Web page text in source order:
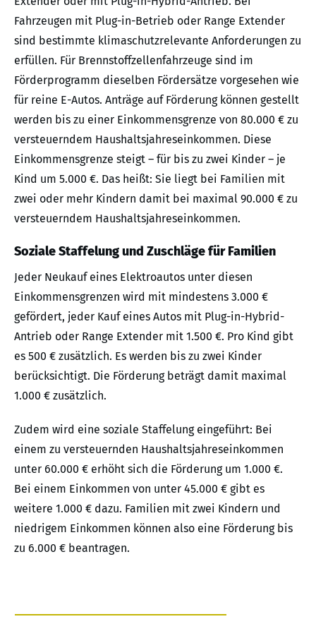
Fahrzeugen mit Plug-in-Betrieb oder Range Extender
sind bestimmte klimaschutzrelevante Anforderungen zu
erfüllen. Für Brennstoffzellenfahrzeuge sind im
Förderprogramm dieselben Fördersätze vorgesehen wie
für reine E-Autos. Anträge auf Förderung können gestellt
werden bis zu einer Einkommensgrenze von 80.000 € zu
versteuerndem Haushaltsjahreseinkommen. Diese
Einkommensgrenze steigt – für bis zu zwei Kinder – je
Kind um 5.000 €. Das heißt: Sie liegt bei Familien mit
zwei oder mehr Kindern damit bei maximal 90.000 € zu
versteuerndem Haushaltsjahreseinkommen.
Soziale Staffelung und Zuschläge für Familien
Jeder Neukauf eines Elektroautos unter diesen
Einkommensgrenzen wird mit mindestens 3.000 €
gefördert, jeder Kauf eines Autos mit Plug-in-Hybrid-
Antrieb oder Range Extender mit 1.500 €. Pro Kind gibt
es 500 € zusätzlich. Es werden bis zu zwei Kinder
berücksichtigt. Die Förderung beträgt damit maximal
1.000 € zusätzlich.
Zudem wird eine soziale Staffelung eingeführt: Bei
einem zu versteuernden Haushaltsjahreseinkommen
unter 60.000 € erhöht sich die Förderung um 1.000 €.
Bei einem Einkommen von unter 45.000 € gibt es
weitere 1.000 € dazu. Familien mit zwei Kindern und
niedrigem Einkommen können also eine Förderung bis
zu 6.000 € beantragen.